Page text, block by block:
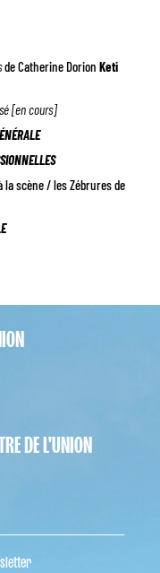
de Catherine Dorion Keti
[en cours]
la scène / les Zébrures de
DE L'UNION